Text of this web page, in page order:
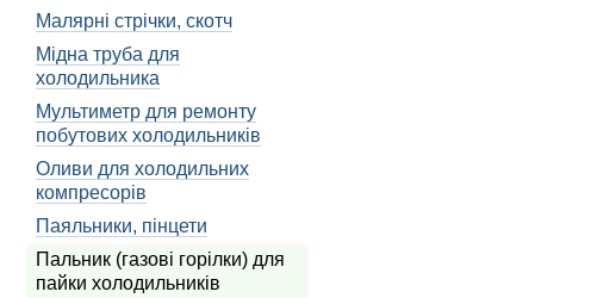
Малярні стрічки, скотч
Мідна труба для
холодильника
Мультиметр для ремонту
побутових холодильників
Оливи для холодильних
компресорів
Паяльники, пінцети
Пальник (газові горілки) для
пайки холодильників